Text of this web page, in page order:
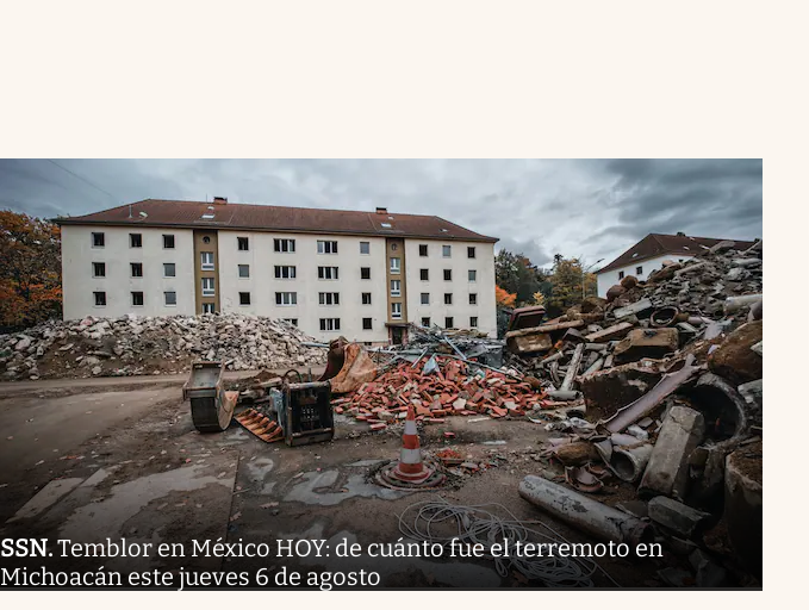
SSN.Temblor en México HOY: de cuánto fue el terremoto en
Michoacán este jueves 6 de agosto